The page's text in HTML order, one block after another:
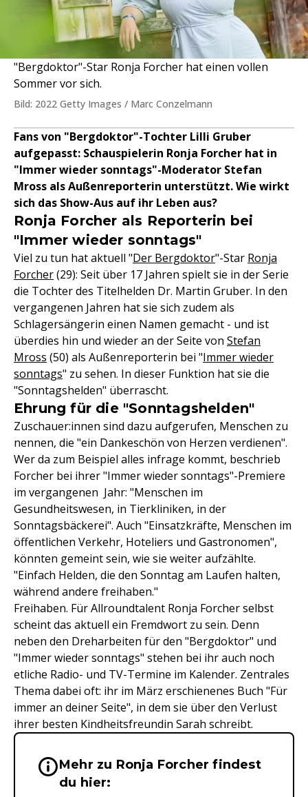
"Bergdoktor"-Star Ronja Forcher hat einen vollen
Sommer vor sich.
Bild: 2022 Getty Images / Marc Conzelmann
Fans von "Bergdoktor"-Tochter Lilli Gruber
aufgepasst: Schauspielerin Ronja Forcher hat in
"Immer wieder sonntags"-Moderator Stefan
Mross als Außenreporterin unterstützt. Wie wirkt
sich das Show-Aus auf ihr Leben aus?
Ronja Forcher als Reporterin bei
"Immer wieder sonntags"
Viel zu tun hat aktuell "Der Bergdoktor"-Star Ronja
Forcher(29): Seit über 17 Jahren spielt sie in der Serie
die Tochter des Titelhelden Dr. Martin Gruber. In den
vergangenen Jahren hat sie sich zudem als
Schlagersängerin einen Namen gemacht - und ist
überdies hin und wieder an der Seite von Stefan
Mross (50) als Außenreporterin bei "Immer wieder
sonntags" zu sehen. In dieser Funktion hat sie die
"Sonntagshelden" überrascht.
Ehrung für die "Sonntagshelden"
Zuschauer:innen sind dazu aufgerufen, Menschen zu
nennen, die "ein Dankeschön von Herzen verdienen".
Wer da zum Beispiel alles infrage kommt, beschrieb
Forcher bei ihrer "Immer wieder sonntags"-Premiere
im vergangenen Jahr: "Menschen im
Gesundheitswesen, in Tierkliniken, in der
Sonntagsbäckerei". Auch "Einsatzkräfte, Menschen im
öffentlichen Verkehr, Hoteliers und Gastronomen",
könnten gemeint sein, wie sie weiter aufzählte.
"Einfach Helden, die den Sonntag am Laufen halten,
während andere freihaben."
Freihaben. Für Allroundtalent Ronja Forcher selbst
scheint das aktuell ein Fremdwort zu sein. Denn
neben den Dreharbeiten für den "Bergdoktor" und
"Immer wieder sonntags" stehen bei ihr auch noch
etliche Radio- und TV-Termine im Kalender. Zentrales
Thema dabei oft: ihr im März erschienenes Buch "Für
immer an deiner Seite", in dem sie über den Verlust
ihrer besten Kindheitsfreundin Sarah schreibt.
Wichtige Hinweise &
Mehr zu Ronja Forcher findest
du hier: